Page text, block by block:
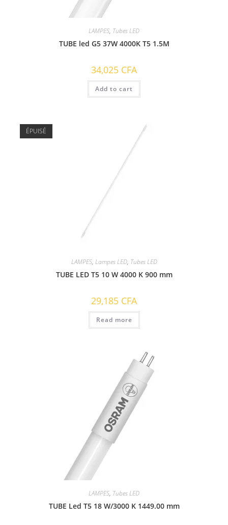
LAMPES, Tubes LED
TUBE led G5 37W 4000K T5 1.5M
34,025 CFA
Add to cart
ÉPUISÉ
LAMPES, Lampes LED, Tubes LED
TUBE LED T5 10 W 4000 K 900 mm
29,185 CFA
Read more
LAMPES, Tubes LED
TUBE Led T5 18 W/3000 K 1449.00 mm